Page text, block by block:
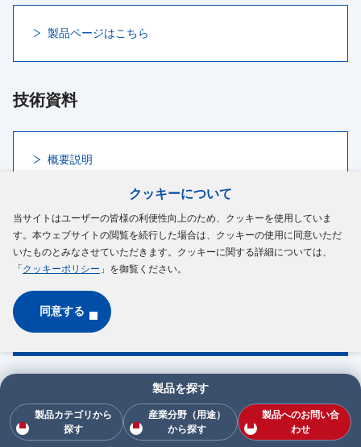
クッキーについて
当サイトはユーザーの皆様の利便性向上のため、クッキーを使用していま
す。本ウェブサイトの閲覧を続行した場合は、クッキーの使用に同意いただ
いたものとみなさせていただきます。クッキーに関する詳細については、
「 クッキーポリシー 」を御覧ください。
同意する
製品ページはこちら
技術資料
概要説明
技術的なご質問、各種資料のお取り寄せなど
はこちら
電磁クラッチ／ブレーキ
製品を探す
製品カテゴリから
探す
産業分野（用途）
から探す
製品へのお問い合
わせ